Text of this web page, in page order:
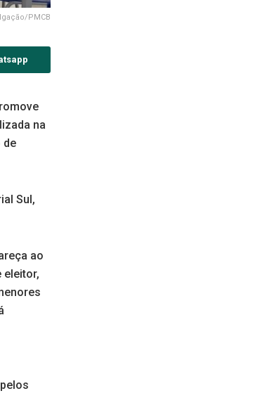
PMCB
na
de
Sul,
ao
eleitor,